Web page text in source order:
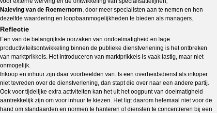
Naleving van de Roemernorm, door meer specialisten aan te nemen en hen
dezelfde waardering en loopbaanmogelijkheden te bieden als managers.
Reflectie
Een van de belangrijkste oorzaken van ondoelmatigheid en lage
productiviteitsontwikkeling binnen de publieke dienstverlening is het ontbreken
van marktprikkels. Het introduceren van marktprikkels is vaak lastig, maar niet
onmogelijk.
Inkoop en inhuur zijn daar voorbeelden van. Is een overheidsdienst als inkoper
niet tevreden over de dienstverlening, dan stapt die over naar een andere partij.
Ook voor tijdelijke extra activiteiten kan het uit het oogpunt van doelmatigheid
aantrekkelijk zijn om voor inhuur te kiezen. Het ligt daarom helemaal niet voor de
hand om standaarden en normen te hanteren of diensten te concentreren bij een